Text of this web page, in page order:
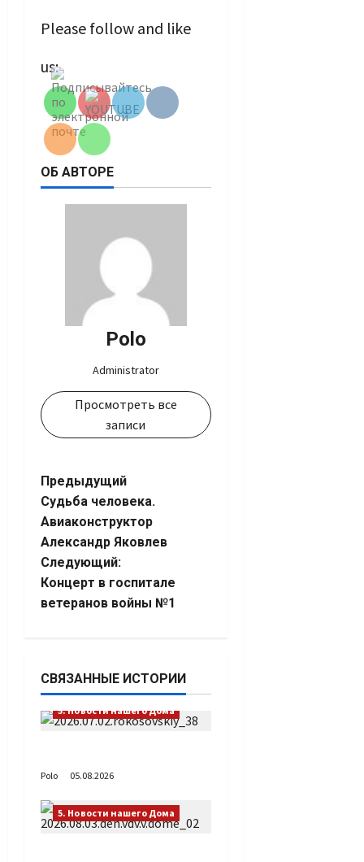
Please follow and like
us:Channel ID
ОБ АВТОРЕ
Polo
Administrator
Просмотреть все
записи
Навигация
записи
Предыдущий
Судьба человека.
Авиаконструктор
Александр Яковлев
Следующий:
Концерт в госпитале
ветеранов войны №1
СВЯЗАННЫЕ ИСТОРИИ
5. Новости нашего Дома
Polo 05.08.2026
5. Новости нашего Дома